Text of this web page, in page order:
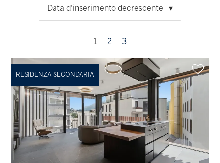
Data d'inserimento decrescente
1 2 3
RESIDENZA SECONDARIA